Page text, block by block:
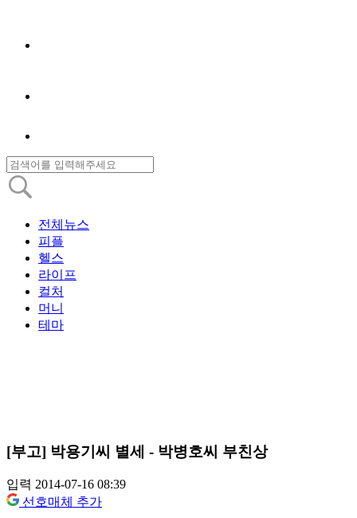
전체뉴스
피플
헬스
라이프
컬처
머니
테마
[부고] 박용기씨 별세 - 박병호씨 부친상
입력 2014-07-16 08:39
선호매체 추가